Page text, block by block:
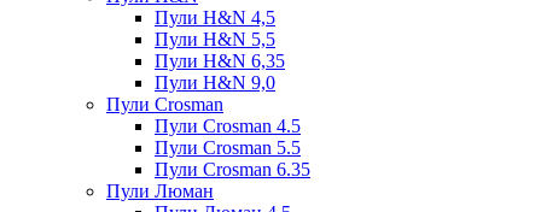
Пули H&N 4,5
Пули H&N 5,5
Пули H&N 6,35
Пули H&N 9,0
Пули Crosman
Пули Crosman 4.5
Пули Crosman 5.5
Пули Crosman 6.35
Пули Люман